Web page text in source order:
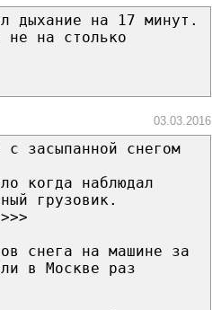
дыхание на 17 минут.
не на столько
03.03.2016
засыпанной снегом
когда наблюдал
грузовик.
снега на машине за
в Москве раз